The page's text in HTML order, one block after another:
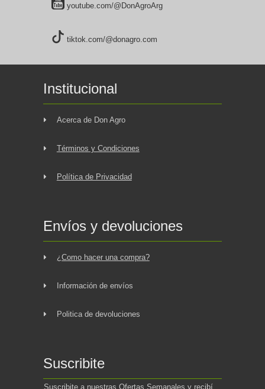
youtube.com/@DonAgroArg
tiktok.com/@donagro.com
Institucional
Acerca de Don Agro
Términos y Condiciones
Política de Privacidad
Envíos y devoluciones
¿Como hacer una compra?
Información de envíos
Politica de devoluciones
Suscribite
Suscribite a nuestras Ofertas Semanales y recibí